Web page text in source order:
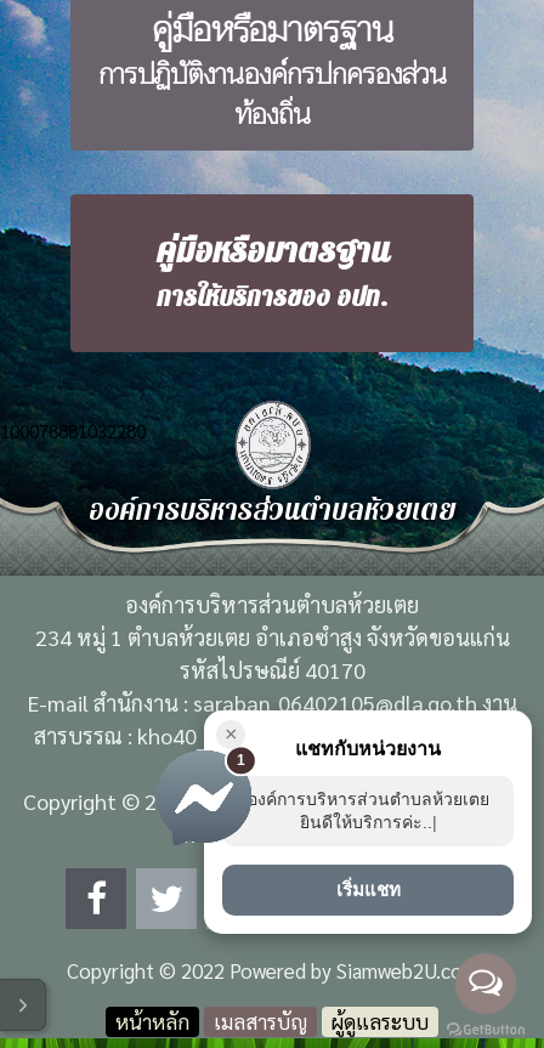
คู่มือหรือมาตรฐาน
การปฏิบัติงานองค์กรปกครองส่วน
ท้องถิ่น
คู่มือหรือมาตรฐาน
การให้บริการของ อปท.
100078881032280
องค์การบริหารส่วนตำบลห้วยเตย
องค์การบริหารส่วนตำบลห้วยเตย
234 หมู่ 1 ตำบลห้วยเตย อำเภอซำสูง จังหวัดขอนแก่น
รหัสไปรษณีย์ 40170
E-mail สำนักงาน : saraban_06402105@dla.go.th งาน
สารบรรณ : kho40_89201@saraban.mail.go.th เบอร์
ติดต่อ : 0 4300 9998
Copyright © 2022. Template All Rights Reserved. | By
www.huaitoei.go.th
Copyright © 2022 Powered bySiamweb2U.com
หน้าหลัก
เมลสารบัญ ผู้ดูแลระบบ
×
แชทกับหน่วยงาน
องค์การบริหารส่วนตำบลห้วยเตย
ยินดีให้บริการค่ะ....
เริ่มแชท
1
โหมดไว้อาลัย